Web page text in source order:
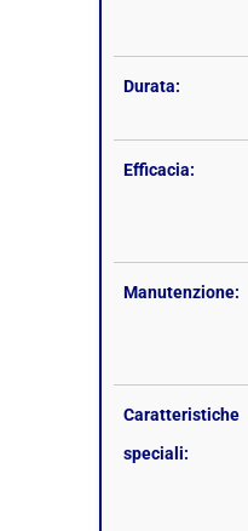
Durata:
Efficacia:
Manutenzione:
Caratteristiche
speciali: